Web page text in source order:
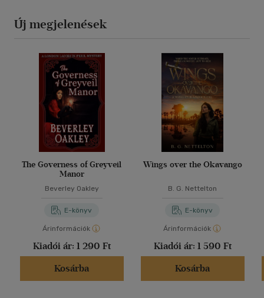
Új megjelenések
The Governess of Greyveil
Manor
Beverley Oakley
E-könyv
Árinformációk
Kiadói ár: 1 290 Ft
Kosárba
Wings over the Okavango
B. G. Nettelton
E-könyv
Árinformációk
Kiadói ár: 1 590 Ft
Kosárba